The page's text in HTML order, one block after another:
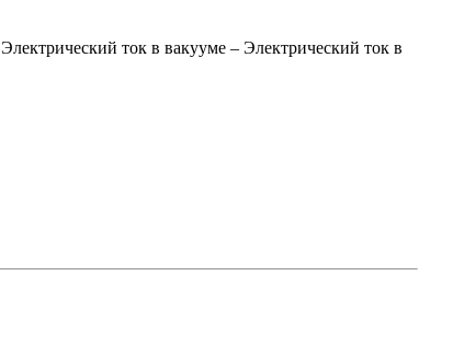
Электрический ток в вакууме – Электрический ток в